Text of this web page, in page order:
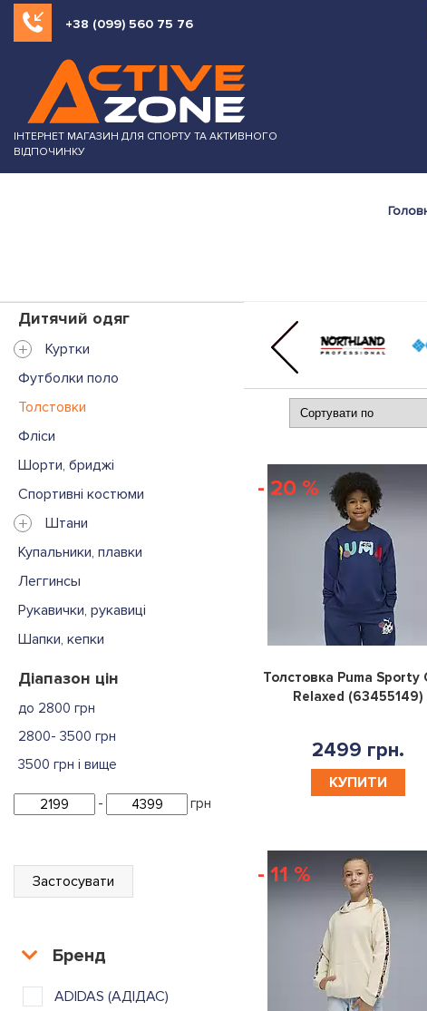
+38 (099) 560 75 76
ІНТЕРНЕТ МАГАЗИН ДЛЯ СПОРТУ ТА АКТИВНОГО
ВІДПОЧИНКУ
Дитячий одяг
+
Куртки
Футболки поло
Толстовки
Фліси
Шорти, бриджі
Спортивні костюми
+
Штани
Купальники, плавки
Леггинсы
Рукавички, рукавиці
Шапки, кепки
Діапазон цін
до 2800 грн
2800- 3500 грн
3500 грн і вище
- грн
Застосувати
Бренд
ADIDAS (АДІДАС)
- 20 %
Толстовка Puma Sporty
Relaxed (63455149)
2499 грн.
КУПИТИ
- 11 %